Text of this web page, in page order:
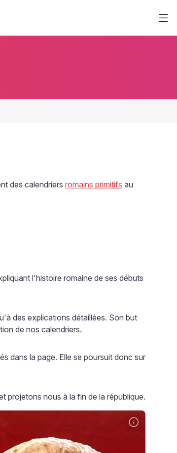
des calendriers romains primitifs au
l'histoire romaine de ses débuts
des explications détaillées. Son but
de nos calendriers.
dans la page. Elle se poursuit donc sur
projetons nous à la fin de la république.